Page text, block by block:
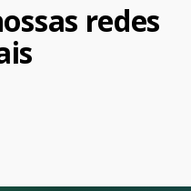
redes